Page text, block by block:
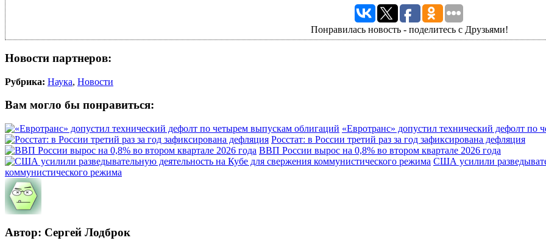
Понравилась новость - поделитесь с Друзьями!
Новости партнеров:
Рубрика: Наука, Новости
Вам могло бы понравиться:
«Евротранс» допустил технический дефолт по
Росстат: в России третий раз за год зафиксирована дефляция
ВВП России вырос на 0,8% во втором квартале 2026 года
США усилили
коммунистического режима
Автор: Сергей Лодброк